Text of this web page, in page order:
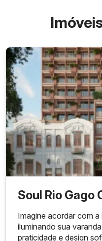
Soul Rio Gago
Imagine acordar com
iluminando sua
praticidade e design